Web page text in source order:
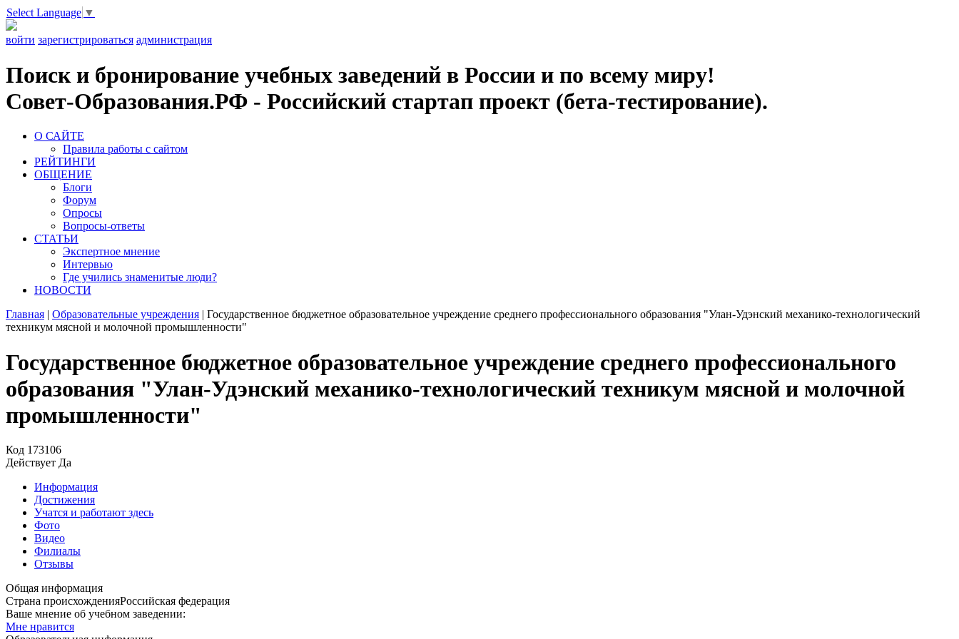
Select Language ▼
войти зарегистрироваться администрация
Поиск и бронирование учебных заведений в России и по всему миру!
Совет-Образования.РФ - Российский стартап проект (бета-тестирование).
О САЙТЕ
Правила работы с сайтом
РЕЙТИНГИ
ОБЩЕНИЕ
Блоги
Форум
Опросы
Вопросы-ответы
СТАТЬИ
Экспертное мнение
Интервью
Где учились знаменитые люди?
НОВОСТИ
Главная | Образовательные учреждения | Государственное бюджетное образовательное учреждение среднего профессионального образования "Улан-Удэнский механико-технологический
техникум мясной и молочной промышленности"
Государственное бюджетное образовательное учреждение среднего профессионального
образования "Улан-Удэнский механико-технологический техникум мясной и молочной
промышленности"
Код 173106
Действует Да
Информация
Достижения
Учатся и работают здесь
Фото
Видео
Филиалы
Отзывы
Общая информация
Страна происхожденияРоссийская федерация
Ваше мнение об учебном заведении:
Мне нравится